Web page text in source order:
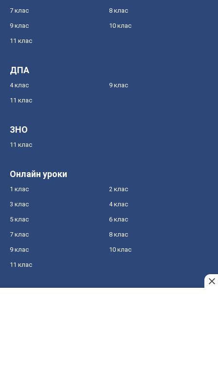
7 клас 8 клас
9 клас 10 клас
11 клас
ДПА
4 клас 9 клас
11 клас
ЗНО
11 клас
Онлайн уроки
1 клас 2 клас
3 клас 4 клас
5 клас 6 клас
7 клас 8 клас
9 клас 10 клас
11 клас